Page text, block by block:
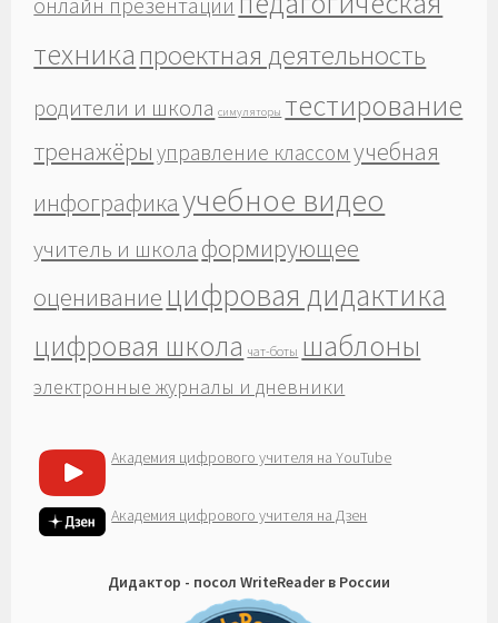
техника проектная деятельность
родители и школа симуляторы тестирование
тренажёры управление классом учебная
инфографикаучебное видео
учитель и школа формирующее
оценивание цифровая дидактика
цифровая школа чат-боты шаблоны
электронные журналы и дневники
Академия цифрового учителя на YouTube
Академия цифрового учителя на Дзен
Дидактор - посол WriteReader в России